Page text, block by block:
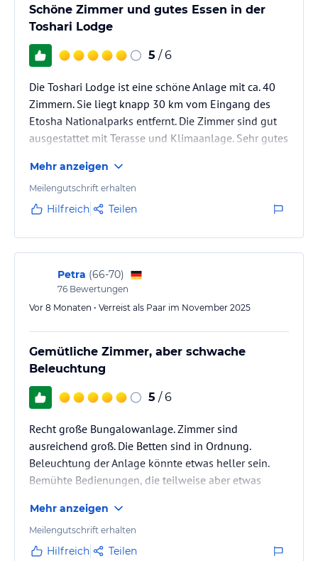
Schöne Zimmer und gutes Essen in der
Toshari Lodge
5 / 6
Die Toshari Lodge ist eine schöne Anlage mit ca. 40
Zimmern. Sie liegt knapp 30 km vom Eingang des
Etosha Nationalparks entfernt. Die Zimmer sind gut
ausgestattet mit Terasse und Klimaanlage. Sehr gutes
Mehr anzeigen
Meilengutschrift erhalten
Hilfreich Teilen
Petra (66-70)
76 Bewertungen
Vor 8 Monaten • Verreist als Paar im November 2025
Gemütliche Zimmer, aber schwache
Beleuchtung
5 / 6
Recht große Bungalowanlage. Zimmer sind
ausreichend groß. Die Betten sind in Ordnung.
Beleuchtung der Anlage könnte etwas heller sein.
Bemühte Bedienungen, die teilweise aber etwas
Mehr anzeigen
Meilengutschrift erhalten
Hilfreich Teilen